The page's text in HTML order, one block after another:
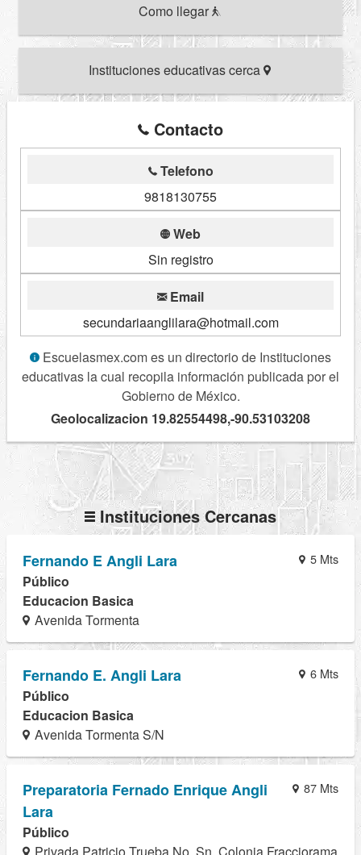
Como llegar
Instituciones educativas cerca
Contacto
Telefono
9818130755
Web
Sin registro
Email
secundariaanglilara@hotmail.com
Escuelasmex.com es un directorio de Instituciones
educativas la cual recopila información publicada por el
Gobierno de México.
Geolocalizacion 19.82554498,-90.53103208
Instituciones Cercanas
5 Mts
Fernando E Angli Lara
Público
Educacion Basica
Avenida Tormenta
6 Mts
Fernando E. Angli Lara
Público
Educacion Basica
Avenida Tormenta S/N
87 Mts
Preparatoria Fernado Enrique Angli
Lara
Público